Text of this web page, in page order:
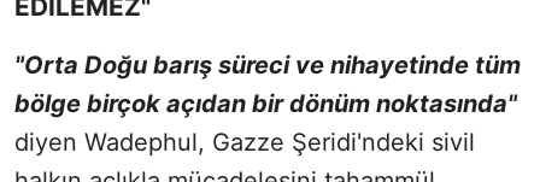
EDİLEMEZ"
"Orta Doğu barış süreci ve nihayetinde tüm
bölge birçok açıdan bir dönüm noktasında"
diyen Wadephul, Gazze Şeridi'ndeki sivil